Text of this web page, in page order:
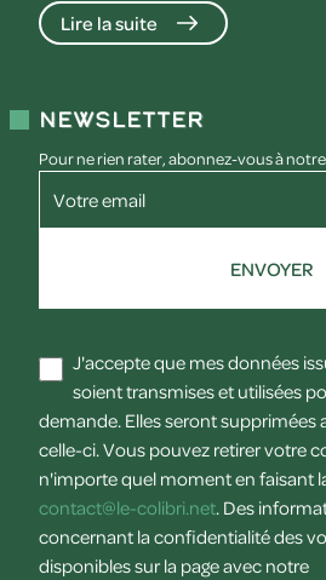
Lire la suite
Newsletter
Pour ne rien rater, abonnez-vous à
Votre email
ENVOYER
J'accepte que mes données
soient transmises et utilisées
demande. Elles seront supprimées
celle-ci. Vous pouvez retirer votre
n'importe quel moment en faisant
contact@le-colibri.net. Des
concernant la confidentialité des
disponibles sur la page avec notre